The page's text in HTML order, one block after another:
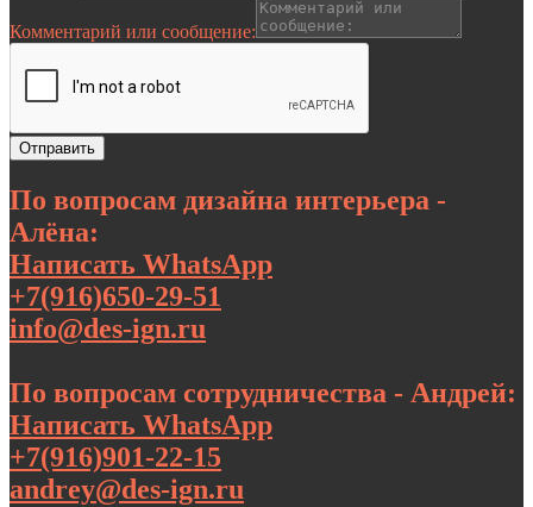
Комментарий или сообщение:
Отправить
По вопросам дизайна интерьера -
Алёна:
Написать WhatsApp
+7(916)650-29-51
info@des-ign.ru
По вопросам сотрудничества - Андрей:
Написать WhatsApp
+7(916)901-22-15
andrey@des-ign.ru